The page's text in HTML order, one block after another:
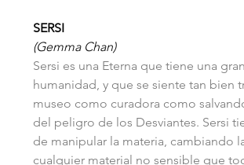
SERSI
(Gemma Chan)
Sersi es una Eterna que tiene una
humanidad, y que se siente tan bien
museo como curadora como
del peligro de los Desviantes. Sersi
de manipular la materia, cambiando
cualquier material no sensible que